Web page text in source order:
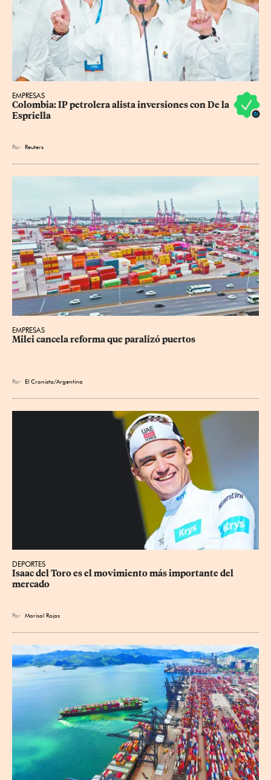
EMPRESAS
Colombia: IP petrolera alista inversiones con De la
Espriella
Por Reuters
EMPRESAS
Milei cancela reforma que paralizó puertos
Por El Cronista/Argentina
DEPORTES
Isaac del Toro es el movimiento más importante del
mercado
Por Marisol Rojas